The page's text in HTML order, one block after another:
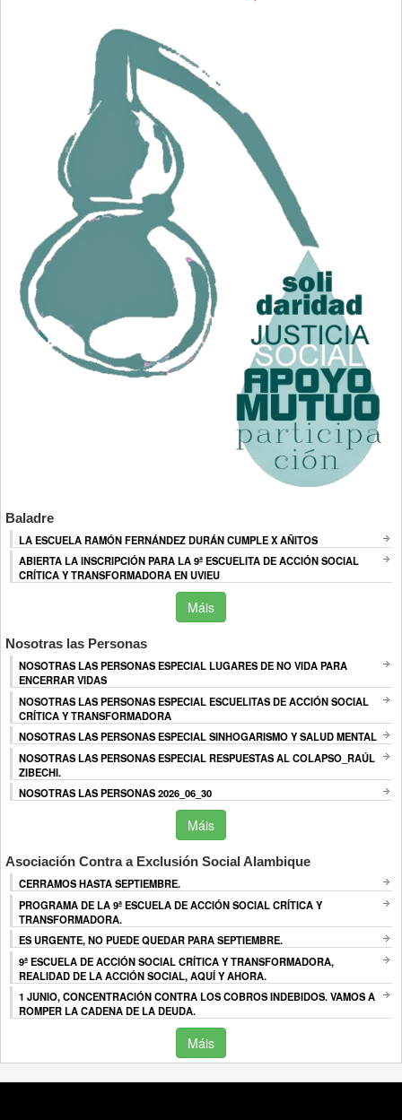
Baladre
LA ESCUELA RAMÓN FERNÁNDEZ DURÁN CUMPLE X AÑITOS
ABIERTA LA INSCRIPCIÓN PARA LA 9ª ESCUELITA DE ACCIÓN SOCIAL
CRÍTICA Y TRANSFORMADORA EN UVIEU
Máis
Nosotras las Personas
NOSOTRAS LAS PERSONAS ESPECIAL LUGARES DE NO VIDA PARA
ENCERRAR VIDAS
NOSOTRAS LAS PERSONAS ESPECIAL ESCUELITAS DE ACCIÓN SOCIAL
CRÍTICA Y TRANSFORMADORA
NOSOTRAS LAS PERSONAS ESPECIAL SINHOGARISMO Y SALUD MENTAL
NOSOTRAS LAS PERSONAS ESPECIAL RESPUESTAS AL COLAPSO_RAÚL
ZIBECHI.
NOSOTRAS LAS PERSONAS 2026_06_30
Máis
Asociación Contra a Exclusión Social Alambique
CERRAMOS HASTA SEPTIEMBRE.
PROGRAMA DE LA 9ª ESCUELA DE ACCIÓN SOCIAL CRÍTICA Y
TRANSFORMADORA.
ES URGENTE, NO PUEDE QUEDAR PARA SEPTIEMBRE.
9ª ESCUELA DE ACCIÓN SOCIAL CRÍTICA Y TRANSFORMADORA,
REALIDAD DE LA ACCIÓN SOCIAL, AQUÍ Y AHORA.
1 JUNIO, CONCENTRACIÓN CONTRA LOS COBROS INDEBIDOS. VAMOS A
ROMPER LA CADENA DE LA DEUDA.
Máis